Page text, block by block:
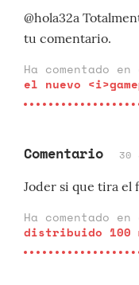
@hola32a
tu comentario.
Ha comentado
el nuevo
Comentario 30
Joder si que tira el
Ha comentado
distribuido 100